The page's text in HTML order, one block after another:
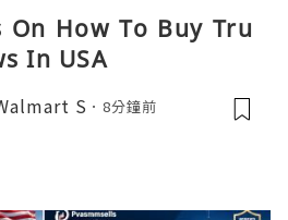
On How To Buy Tru
In USA
S 8分鐘前